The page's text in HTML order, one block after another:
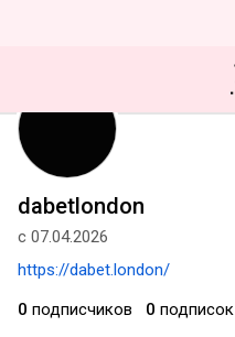
dabetlondon
с 07.04.2026
https://dabet.london/
0 подписчиков 0 подписок